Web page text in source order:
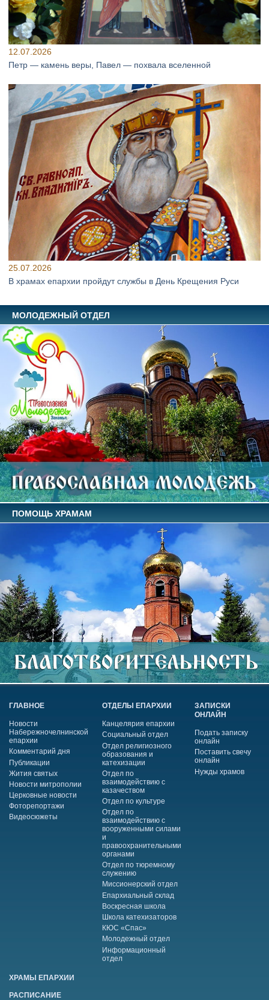
12.07.2026
Петр — камень веры, Павел — похвала вселенной
25.07.2026
В храмах епархии пройдут службы в День Крещения Руси
МОЛОДЕЖНЫЙ ОТДЕЛ
ПОМОЩЬ ХРАМАМ
ГЛАВНОЕ
Новости
Набережночелнинской
епархии
Комментарий дня
Публикации
Жития святых
Новости митрополии
Церковные новости
Фоторепортажи
Видеосюжеты
ОТДЕЛЫ ЕПАРХИИ
Канцелярия епархии
Социальный отдел
Отдел религиозного
образования и
катехизации
Отдел по
взаимодействию с
казачеством
Отдел по культуре
Отдел по
взаимодействию с
вооруженными силами
и
правоохранительными
органами
Отдел по тюремному
служению
Миссионерский отдел
Епархиальный склад
Воскресная школа
Школа катехизаторов
КЮС «Спас»
Молодежный отдел
Информационный
отдел
ЗАПИСКИ
ОНЛАЙН
Подать записку
онлайн
Поставить свечу
онлайн
Нужды храмов
ХРАМЫ ЕПАРХИИ
РАСПИСАНИЕ